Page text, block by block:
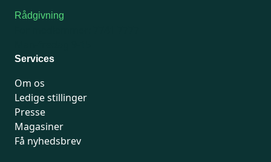
Rådgivning
Services
Om os
Ledige stillinger
Presse
Magasiner
Få nyhedsbrev